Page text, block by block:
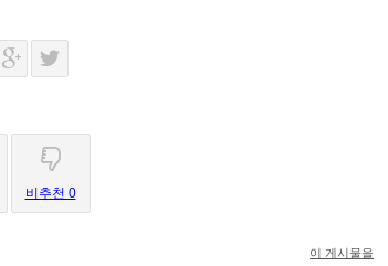
비추천 0
이 게시물을